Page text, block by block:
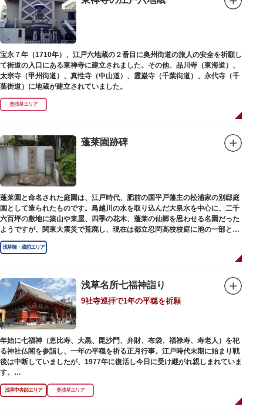
宝永７年（1710年）、江戸六地蔵の２番目に奥州街道の旅人の安全を祈願し
て街道の入口にある東禅寺に建立されました。その他、品川寺（東海道）、
太宗寺（甲州街道）、真性寺（中山道）、霊巌寺（千葉街道）、永代寺（千
葉街道）に地蔵が建立されていました。
奥浅草エリア
蓬莱園跡碑
蓬莱園と命名された庭園は、江戸時代、肥前の国平戸藩主の松浦家の別邸庭
園として造られたものです。鳥越川の水を取り込んだ大泉水を中心に、二千
六百坪の敷地に築山や東屋、四季の花木、蓬莱の仙郷を思わせる名園だった
ようですが、関東大震災で荒廃し、現在は都立忍岡高校校庭に池の一部と都
指定の天然記念物の大イチョウを残すのみです。
浅草橋・蔵前エリア
浅草名所七福神詣り
9社寺巡拝で1年の平穏を祈願
年始に七福神（恵比寿、大黒、毘沙門、弁財、布袋、福禄寿、寿老人）を祀
る神社仏閣を参詣し、一年の平穏を祈る正月行事。江戸時代末期に始まり戦
後は中断していましたが、1977年に復活し今日に受け継がれ親しまれていま
す。
浅草名所七福神の特徴は福禄寿、寿老人が2社ずつあり、巡る社寺が9ヶ所あ
るところ。九は数の究み、鳩と言う字にも使われていて、鳩は「集まる」と
浅草中央部エリア 奥浅草エリア